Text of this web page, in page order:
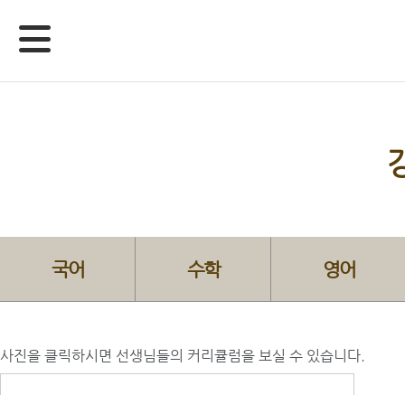
국어 수학 영어
사진을 클릭하시면 선생님들의 커리큘럼을 보실 수 있습니다.